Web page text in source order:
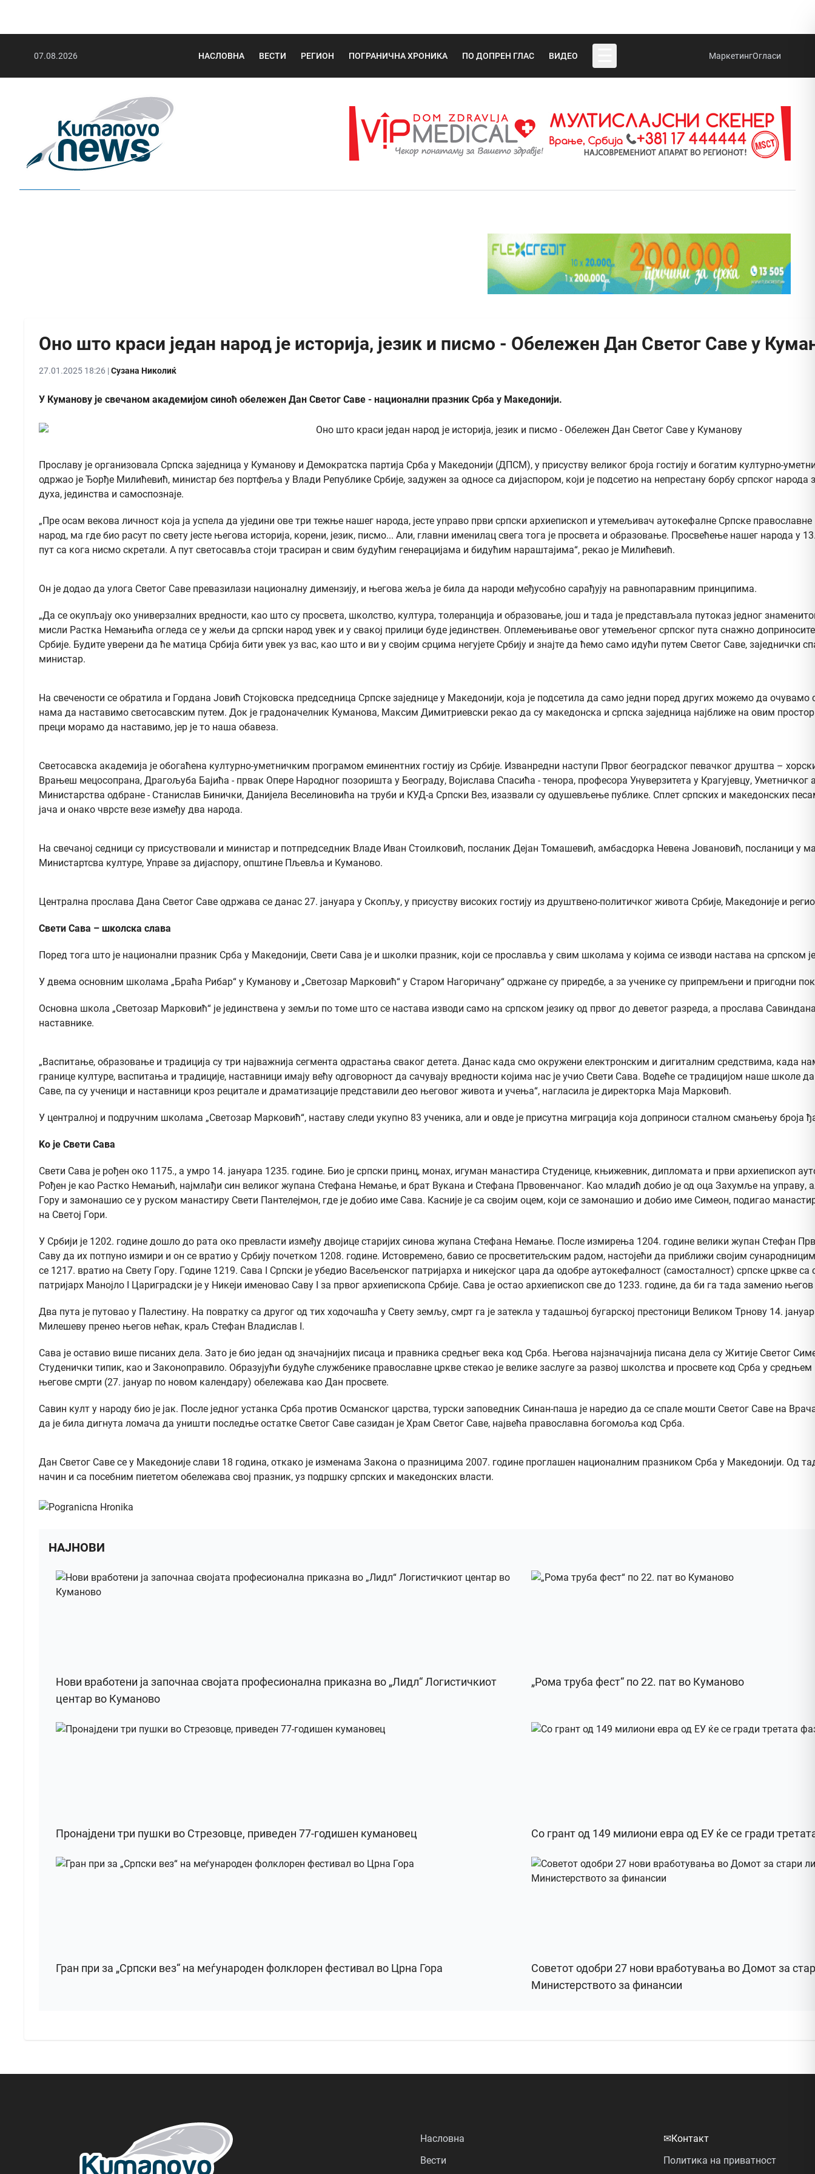
07.08.2026 НАСЛОВНА ВЕСТИ РЕГИОН ПОГРАНИЧНА ХРОНИКА ПО ДОПРЕН ГЛАС ВИДЕО МаркетингОгласи
Оно што краси један народ је историја, језик и писмо - Обележен Дан Светог Саве у
27.01.2025 18:26 |Сузана Николиќ
У Куманову је свечаном академијом синоћ обележен Дан Светог Саве - национални празник Срба у Македонији.
Прославу је организовала Српска заједница у Куманову и Демократска партија Срба у Македонији (ДПСМ), у присуству великог броја гостију и богатим културно-
одржао је Ђорђе Милићевић, министар без портфеља у Влади Републике Србије, задужен за односе са дијаспором, који је подсетио на непрестану борбу српског
духа, јединства и самоспознаје.
„Пре осам векова личност која ја успела да уједини ове три тежње нашег народа, јесте управо први српски архиепископ и утемељивач аутокефалне Српске
народ, ма где био расут по свету јесте његова историја, корени, језик, писмо... Али, главни именилац свега тога је просвета и образовање. Просвећење нашег народа у
пут са кога нисмо скретали. А пут светосавља стоји трасиран и свим будућим генерацијама и бидућим нараштајима“, рекао је Милићевић.
Он је додао да улога Светог Саве превазилази националну димензију, и његова жеља је била да народи међусобно сарађују на равнопаравним принципима.
„Да се окупљају око универзалних вредности, као што су просвета, школство, култура, толеранција и образовање, још и тада је представљала путоказ једног
мисли Растка Немањића огледа се у жељи да српски народ увек и у свакој прилици буде јединствен. Оплемењивање овог утемељеног српског пута снажно
Србије. Будите уверени да ће матица Србија бити увек уз вас, као што и ви у својим срцима негујете Србију и знајте да ћемо само идући путем Светог Саве, заједнички
министар.
На свечености се обратила и Гордана Јовић Стојковска председница Српске заједнице у Македонији, која је подсетила да само једни поред других можемо да очувамо
нама да наставимо светосавским путем. Док је градоначелник Куманова, Максим Димитриевски рекао да су македонска и српска заједница најближе на овим
преци морамо да наставимо, јер је то наша обавеза.
Светосавска академија је обогаћена културно-уметничким програмом еминентних гостију из Србије. Изванредни наступи Првог београдског певачког друштва –
Врањеш мецосопрана, Драгољуба Бајића - првак Опере Народног позоришта у Београду, Војислава Спасића - тенора, професора Унуверзитета у Крагујевцу, Уметничког
Министарства одбране - Станислав Бинички, Данијела Веселиновића на труби и КУД-а Српски Вез, изазвали су одушевљење публике. Сплет српских и македонских
јача и онако чврсте везе између два народа.
На свечаној седници су присуствовали и министар и потпредседник Владе Иван Стоилковић, посланик Дејан Томашевић, амбасдорка Невена Јовановић, посланици у
Министартсва културе, Управе за дијаспору, општине Пљевља и Куманово.
Централна прослава Дана Светог Саве одржава се данас 27. јануара у Скопљу, у присуству високих гостију из друштвено-политичког живота Србије, Македоније и
Свети Сава – школска слава
Поред тога што је национални празник Срба у Македонији, Свети Сава је и школки празник, који се прославља у свим школама у којима се изводи настава на српском
У двема основним школама „Браћа Рибар“ у Куманову и „Светозар Марковић“ у Старом Нагоричану“ одржане су приредбе, а за ученике су припремљени и пригодни
Основна школа „Светозар Марковић“ је јединствена у земљи по томе што се настава изводи само на српском језику од првог до деветог разреда, а прослава
наставнике.
„Васпитање, образовање и традиција су три најважнија сегмента одрастања сваког детета. Данас када смо окружени електронским и дигиталним средствима, када
границе културе, васпитања и традиције, наставници имају већу одговорност да сачувају вредности којима нас је учио Свети Сава. Водеће се традицијом наше школе
Саве, па су ученици и наставници кроз рецитале и драматизације представили део његовог живота и учења“, нагласила је директорка Маја Марковић.
У централној и подручним школама „Светозар Марковић“, наставу следи укупно 83 ученика, али и овде је присутна миграција која доприноси сталном смањењу броја
Ko je Свети Сава
Свети Сава је рођен око 1175., а умро 14. јануара 1235. године. Био је српски принц, монах, игуман манастира Студенице, књижевник, дипломата и први архиепископ
Рођен је као Растко Немањић, најмлађи син великог жупана Стефана Немање, и брат Вукана и Стефана Првовенчаног. Kao младић добио је од оца Захумље на управу,
Гору и замонашио се у руском манастиру Свети Пантелејмон, где је добио име Сава. Касније је са својим оцем, који се замонашио и добио име Симеон, подигао
на Светој Гори.
У Србији је 1202. године дошло до рата око превласти између двојице старијих синова жупана Стефана Немање. После измирења 1204. године велики жупан Стефан
Саву да их потпуно измири и он се вратио у Србију почетком 1208. године. Истовремено, бавио се просветитељским радом, настојећи да приближи својим
се 1217. вратио на Свету Гору. Године 1219. Сава I Српски је убедио Васељенског патријарха и никејског цара да одобре аутокефалност (самосталност) српске цркве
патријарх Манојло I Цариградски је у Никеји именовао Саву I за првог архиепископа Србије. Сава је остао архиепископ све до 1233. године, да би га тада заменио
Два пута је путовао у Палестину. На повратку са другог од тих ходочашћа у Свету земљу, смрт га је затекла у тадашњој бугарској престоници Великом Трнову 14.
Милешеву пренео његов нећак, краљ Стефан Владислав I.
Сава је оставио више писаних дела. Зато је био један од значајнијих писаца и правника средњег века код Срба. Његова најзначајнија писана дела су Житије Светог
Студенички типик, као и Законоправило. Образујући будуће службенике православне цркве стекао је велике заслуге за развој школства и просвете код Срба у
његове смрти (27. јануар по новом календару) обележава као Дан просвете.
Савин култ у народу био је јак. После једног устанка Срба против Османског царства, турски заповедник Синан-паша је наредио да се спале мошти Светог Саве на
да је била дигнута ломача да уништи последње остатке Светог Саве сазидан је Храм Светог Саве, највећа православна богомоља код Срба.
Дан Светог Саве се у Македоније слави 18 година, откако је изменама Закона о празницима 2007. године проглашен националним празником Срба у Македонији. Од
начин и са посебним пиететом обележава свој празник, уз подршку српских и македонских власти.
НАЈНОВИ
Нови вработени ја започнаа својата професионална приказна во „Лидл“ Логистичкиот
центар во Куманово
„Рома труба фест“ по 22. пат во Куманово
Пронајдени три пушки во Стрезовце, приведен 77-годишен кумановец Со грант од 149 милиони евра од ЕУ ќе се гради
Гран при за „Српски вез“ на меѓународен фолклорен фестивал во Црна Гора
Советот одобри 27 нови вработувања во Домот за
Министерството за финансии
Насловна
Вести
✉Контакт
Политика на приватност